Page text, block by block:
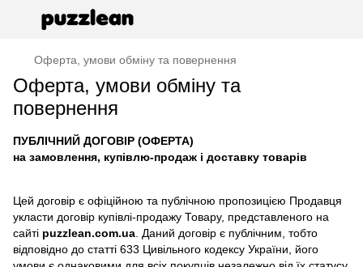
Оферта, умови обміну та повернення
Оферта, умови обміну та
повернення
ПУБЛІЧНИЙ ДОГОВІР (ОФЕРТА)
на замовлення, купівлю-продаж і доставку товарів
Цей договір є офіційною та публічною пропозицією Продавця
укласти договір купівлі-продажу Товару, представленого на
сайті puzzlean.com.ua . Даний договір є публічним, тобто
відповідно до статті 633 Цивільного кодексу України, його